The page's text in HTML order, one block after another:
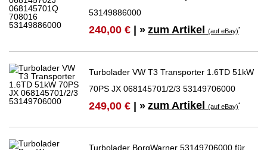
53149886000
240,00 € | » zum Artikel(auf eBay)*
Turbolader VW T3 Transporter 1.6TD 51kW
70PS JX 068145701/2/3 53149706000
249,00 € | » zum Artikel(auf eBay)*
Turbolader BorgWarner 53149706000 für